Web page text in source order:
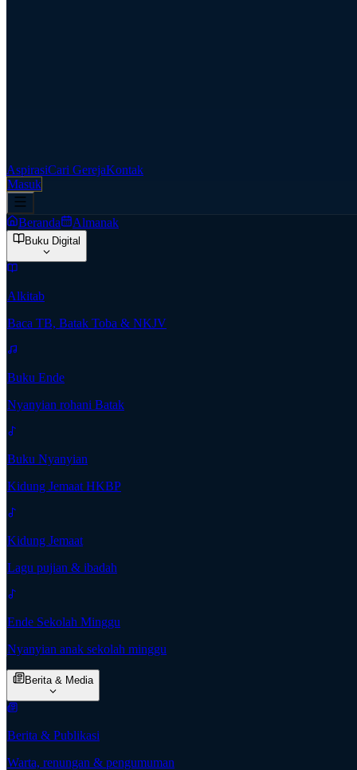
AspirasiCari GerejaKontak
Masuk
Beranda Almanak
Buku Digital
Alkitab
Baca TB, Batak Toba & NKJV
Buku Ende
Nyanyian rohani Batak
Buku Nyanyian
Kidung Jemaat HKBP
Kidung Jemaat
Lagu pujian & ibadah
Ende Sekolah Minggu
Nyanyian anak sekolah minggu
Berita & Media
Berita & Publikasi
Warta, renungan & pengumuman